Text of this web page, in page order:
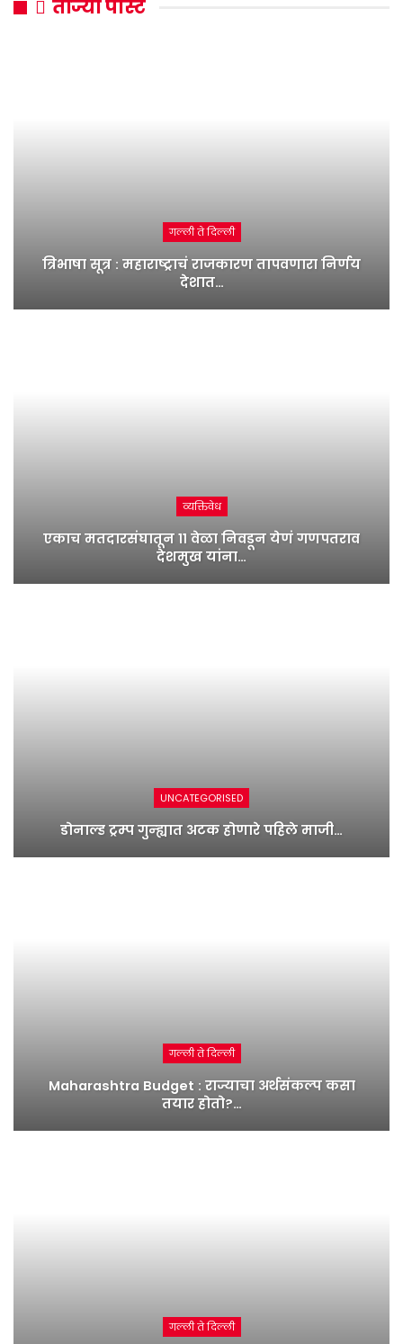
ताज्या पोस्ट
गल्ली ते दिल्ली
त्रिभाषा सूत्र : महाराष्ट्राचं राजकारण तापवणारा निर्णय
देशात…
व्यक्तिवेध
एकाच मतदारसंघातून ११ वेळा निवडून येणं गणपतराव
देशमुख यांना…
UNCATEGORISED
डोनाल्ड ट्रम्प गुन्ह्यात अटक होणारे पहिले माजी…
गल्ली ते दिल्ली
Maharashtra Budget : राज्याचा अर्थसंकल्प कसा
तयार होतो?…
गल्ली ते दिल्ली